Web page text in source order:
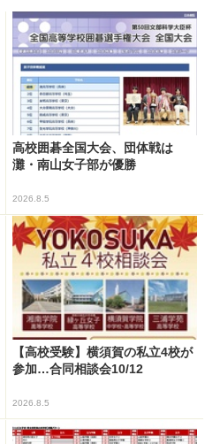
高校囲碁全国大会、団体戦は
灘・南山女子部が優勝
2026.8.5
【高校受験】横須賀の私立4校が
参加…合同相談会10/12
2026.8.5